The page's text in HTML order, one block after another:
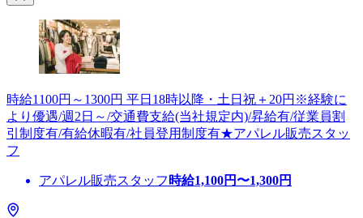
時給1100円～1300円 平日18時以降・土日祝＋20円※経験に
より優遇/週2日～/交通費支給(当社規定内)/昇給有/従業員割
引制度有/有給休暇有/社員登用制度有★アパレル販売スタッ
フ
アパレル販売スタッフ 時給1,100円〜1,300円